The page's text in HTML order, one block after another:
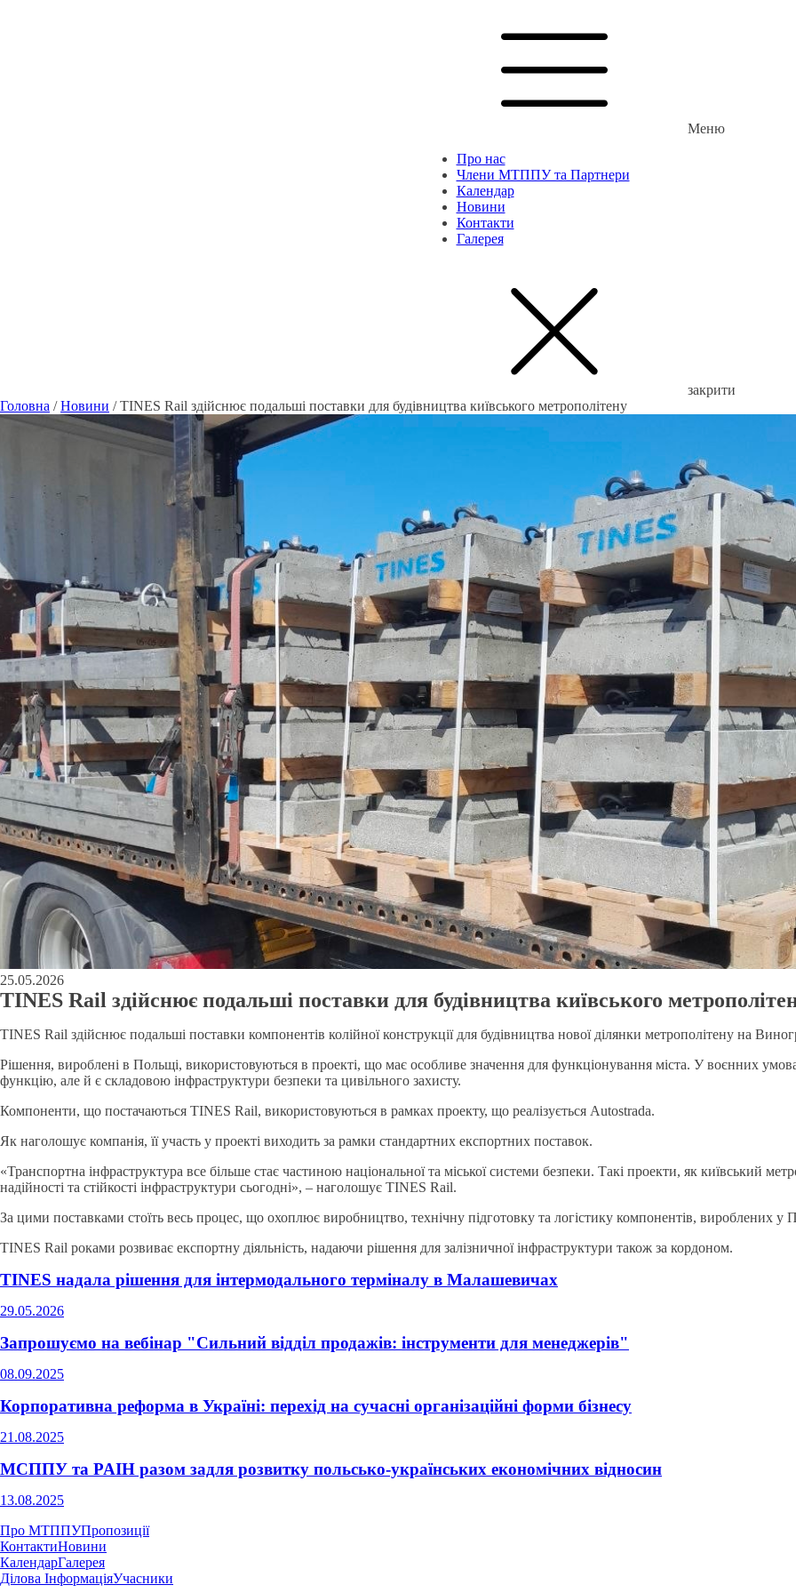
Меню
Про нас
Члени МТППУ та Партнери
Календар
Новини
Контакти
Галерея
закрити
Головна / Новини / TINES Rail здійснює подальші поставки для будівництва київського метрополітену
25.05.2026
TINES Rail здійснює подальші поставки для будівництва київського
TINES Rail здійснює подальші поставки компонентів колійної конструкції для будівництва нової ділянки метрополітену на
Рішення, вироблені в Польщі, використовуються в проекті, що має особливе значення для функціонування міста. У воєнних
функцію, але й є складовою інфраструктури безпеки та цивільного захисту.
Компоненти, що постачаються TINES Rail, використовуються в рамках проекту, що реалізується Autostrada.
Як наголошує компанія, її участь у проекті виходить за рамки стандартних експортних поставок.
«Транспортна інфраструктура все більше стає частиною національної та міської системи безпеки. Такі проекти, як київський
надійності та стійкості інфраструктури сьогодні», – наголошує TINES Rail.
За цими поставками стоїть весь процес, що охоплює виробництво, технічну підготовку та логістику компонентів, вироблених у
TINES Rail роками розвиває експортну діяльність, надаючи рішення для залізничної інфраструктури також за кордоном.
TINES надала рішення для інтермодального терміналу в Малашевичах
29.05.2026
Запрошуємо на вебінар "Сильний відділ продажів: інструменти для менеджерів"
08.09.2025
Корпоративна реформа в Україні: перехід на сучасні організаційні форми бізнесу
21.08.2025
МСППУ та PAIH разом задля розвитку польсько-українських економічних відносин
13.08.2025
Про МТППУПропозиції
КонтактиНовини
КалендарГалерея
Ділова ІнформаціяУчасники